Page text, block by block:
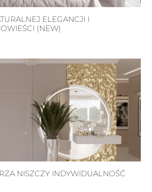
ELEGANCJI I
(NEW)
NISZCZY INDYWIDUALNOŚĆ